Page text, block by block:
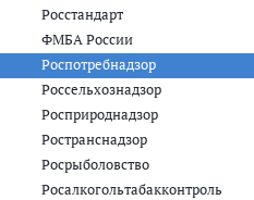
Росстандарт
ФМБА России
Роспотребнадзор
Россельхознадзор
Росприроднадзор
Ространснадзор
Росрыболовство
Росалкогольтабакконтроль